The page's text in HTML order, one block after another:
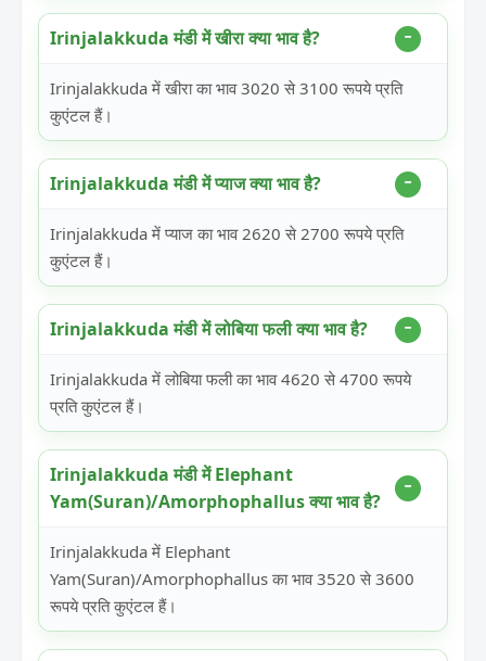
Irinjalakkuda मंडी में खीरा क्या भाव है?
Irinjalakkuda में खीरा का भाव 3020 से 3100 रूपये प्रति
कुएंटल हैं।
Irinjalakkuda मंडी में प्याज क्या भाव है?
Irinjalakkuda में प्याज का भाव 2620 से 2700 रूपये प्रति
कुएंटल हैं।
Irinjalakkuda मंडी में लोबिया फली क्या भाव है?
Irinjalakkuda में लोबिया फली का भाव 4620 से 4700 रूपये
प्रति कुएंटल हैं।
Irinjalakkuda मंडी में Elephant
Yam(Suran)/Amorphophallus क्या भाव है?
Irinjalakkuda में Elephant
Yam(Suran)/Amorphophallus का भाव 3520 से 3600
रूपये प्रति कुएंटल हैं।